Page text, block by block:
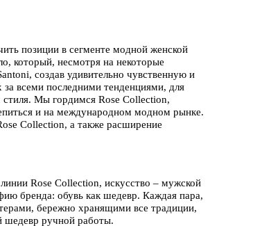
позиции в сегменте модной женской
который, несмотря на некоторые
создав удивительно чувственную и
всеми последними тенденциями, для
Мы гордимся Rose Collection,
и на международном модном рынке.
Collection, а также расширение
Rose Collection, искусство – мужской
бренда: обувь как шедевр. Каждая пара,
бережно хранящими все традиции,
шедевр ручной работы.